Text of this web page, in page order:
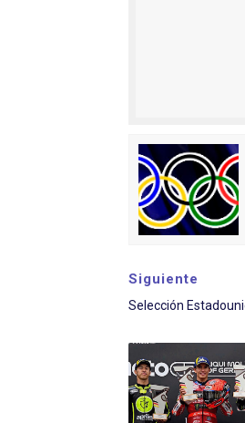
Siguiente
Selección